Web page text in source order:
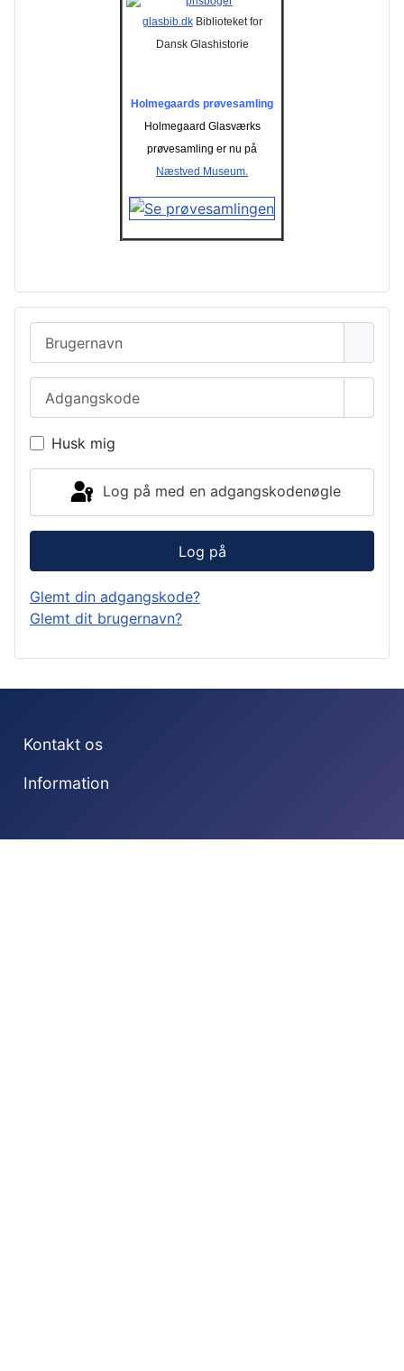
glasbib.dkBiblioteket for
Dansk Glashistorie
Holmegaards prøvesamling
Holmegaard Glasværks
prøvesamling er nu på
Næstved Museum.
Husk mig
Log på med en adgangskodenøgle
Log på
Glemt din adgangskode?
Glemt dit brugernavn?
Kontakt os
Information